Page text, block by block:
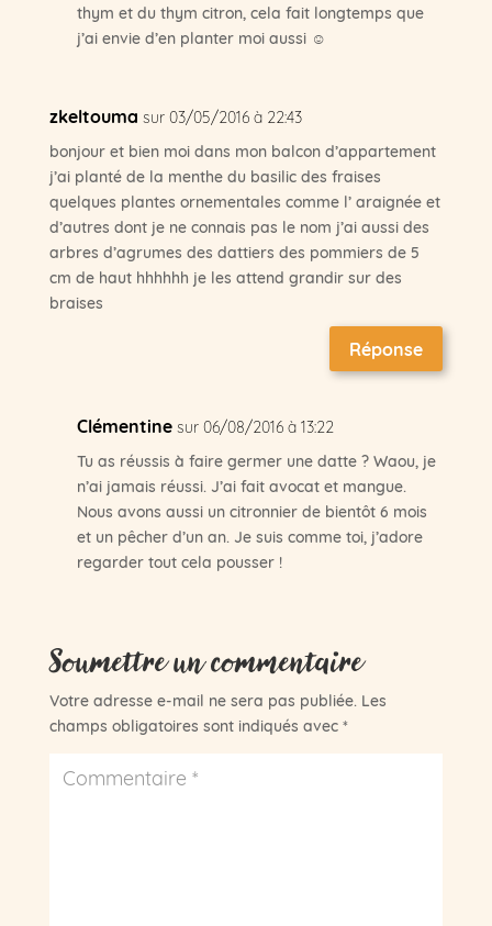
thym et du thym citron, cela fait longtemps que
j’ai envie d’en planter moi aussi ☺
zkeltouma sur 03/05/2016 à 22:43
bonjour et bien moi dans mon balcon d’appartement
j’ai planté de la menthe du basilic des fraises
quelques plantes ornementales comme l’ araignée et
d’autres dont je ne connais pas le nom j’ai aussi des
arbres d’agrumes des dattiers des pommiers de 5
cm de haut hhhhhh je les attend grandir sur des
braises
Réponse
Clémentine sur 06/08/2016 à 13:22
Tu as réussis à faire germer une datte ? Waou, je
n’ai jamais réussi. J’ai fait avocat et mangue.
Nous avons aussi un citronnier de bientôt 6 mois
et un pêcher d’un an. Je suis comme toi, j’adore
regarder tout cela pousser !
Soumettre un commentaire
Votre adresse e-mail ne sera pas publiée. Les
champs obligatoires sont indiqués avec *